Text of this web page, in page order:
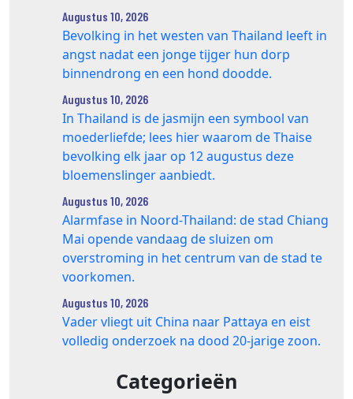
Augustus 10, 2026
Bevolking in het westen van Thailand leeft in
angst nadat een jonge tijger hun dorp
binnendrong en een hond doodde.
Augustus 10, 2026
In Thailand is de jasmijn een symbool van
moederliefde; lees hier waarom de Thaise
bevolking elk jaar op 12 augustus deze
bloemenslinger aanbiedt.
Augustus 10, 2026
Alarmfase in Noord-Thailand: de stad Chiang
Mai opende vandaag de sluizen om
overstroming in het centrum van de stad te
voorkomen.
Augustus 10, 2026
Vader vliegt uit China naar Pattaya en eist
volledig onderzoek na dood 20‑jarige zoon.
Categorieën